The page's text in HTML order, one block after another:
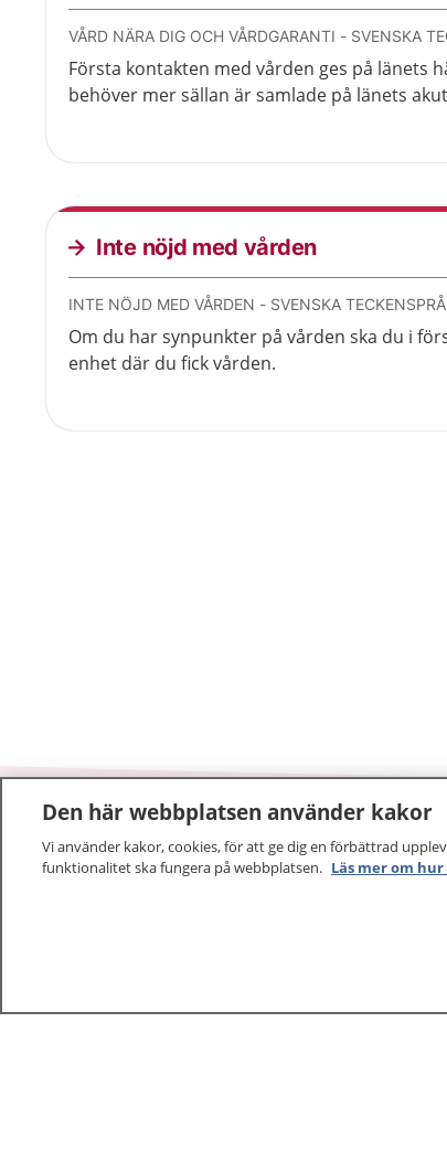
VÅRD NÄRA DIG OCH VÅRDGARANTI - SVENSKA
Första kontakten med vården ges på länets
behöver mer sällan är samlade på länets
Inte nöjd med vården
INTE NÖJD MED VÅRDEN - SVENSKA
Om du har synpunkter på vården ska du i
enhet där du fick vården.
1177 –tryggt om din hälsa och
1177 ger dig råd när du vill må bättre.
Den här webbplatsen använder kakor
Vi använder kakor, cookies, för att ge dig en förbättrad
funktionalitet ska fungera på webbplatsen. Läs mer om